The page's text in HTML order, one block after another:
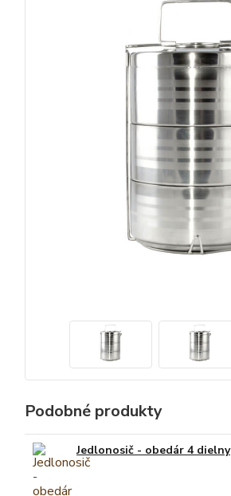
Podobné produkty
Jedlonosič - obedár 4 dielny